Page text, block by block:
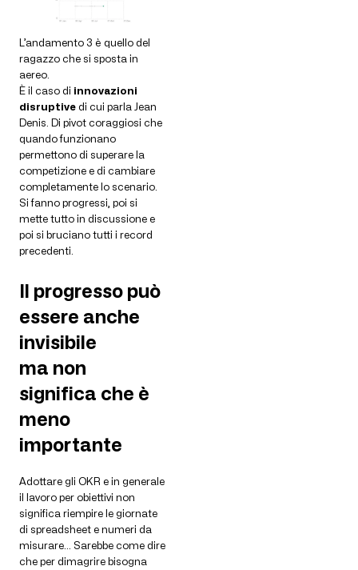
L’andamento 3 è quello del
ragazzo che si sposta in
aereo.
È il caso di innovazioni
disruptivedi cui parla Jean
Denis. Di pivot coraggiosi che
quando funzionano
permettono di superare la
competizione e di cambiare
completamente lo scenario.
Si fanno progressi, poi si
mette tutto in discussione e
poi si bruciano tutti i record
precedenti.
Il progresso può
essere anche
invisibile
ma non
significa che è
meno
importante
Adottare gli OKR e in generale
il lavoro per obiettivi non
significa riempire le giornate
di spreadsheet e numeri da
misurare… Sarebbe come dire
che per dimagrire bisogna